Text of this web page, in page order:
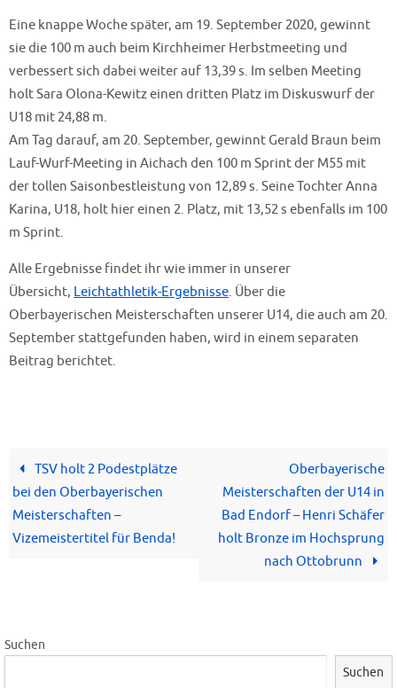
Eine knappe Woche später, am 19. September 2020, gewinnt
sie die 100 m auch beim Kirchheimer Herbstmeeting und
verbessert sich dabei weiter auf 13,39 s. Im selben Meeting
holt Sara Olona-Kewitz einen dritten Platz im Diskuswurf der
U18 mit 24,88 m.
Am Tag darauf, am 20. September, gewinnt Gerald Braun beim
Lauf-Wurf-Meeting in Aichach den 100 m Sprint der M55 mit
der tollen Saisonbestleistung von 12,89 s. Seine Tochter Anna
Karina, U18, holt hier einen 2. Platz, mit 13,52 s ebenfalls im 100
m Sprint.
Alle Ergebnisse findet ihr wie immer in unserer
Übersicht, Leichtathletik-Ergebnisse. Über die
Oberbayerischen Meisterschaften unserer U14, die auch am 20.
September stattgefunden haben, wird in einem separaten
Beitrag berichtet.
TSV holt 2 Podestplätze
bei den Oberbayerischen
Meisterschaften –
Vizemeistertitel für Benda!
Oberbayerische
Meisterschaften der U14 in
Bad Endorf – Henri Schäfer
holt Bronze im Hochsprung
nach Ottobrunn
Suchen
Suchen